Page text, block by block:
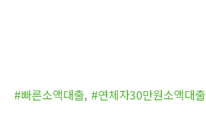
#빠른소액대출, #연체자30만원소액대출